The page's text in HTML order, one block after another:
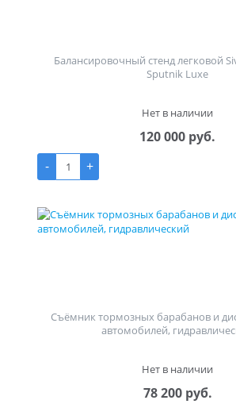
Балансировочный стенд легковой
Sputnik Luxe
Нет в наличии
120 000 руб.
-
+
Съёмник тормозных барабанов и
автомобилей,
Нет в наличии
78 200 руб.